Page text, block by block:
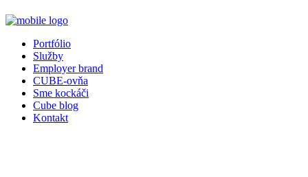
Portfólio
Služby
Employer brand
CUBE-ovňa
Sme kockáči
Cube blog
Kontakt